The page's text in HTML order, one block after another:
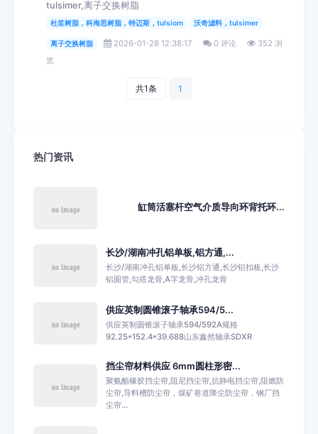
tulsimer,离子交换树脂
杜笙树脂，科海思树脂，特迈斯，tulsiom 沃奇滤料，tulsimer
离子交换树脂 2026-01-28 12:38:17 0 评论
352 浏
览
共1条 1
热门资讯
缸筒活塞杆空气介质导向环背托环...
长沙/湖南冲孔铝单板,铝方通,...
长沙/湖南冲孔铝单板,长沙铝方通,长沙铝扣板,长沙
铝圆管,勾搭龙骨,A字龙骨,冲孔龙骨
供应英制圆锥滚子轴承594/5...
供应英制圆锥滚子轴承594/592A规格
92.25*152.4*39.688山东鑫然轴承SDXR
挡尘帘材料供应 6mm圆柱形密...
聚氨酯橡胶挡尘帘,阻尼挡尘帘,抗静电挡尘帘,阻燃防
尘帘,导料槽防尘帘，煤矿巷道降尘防尘帘，钢厂挡
尘帘...